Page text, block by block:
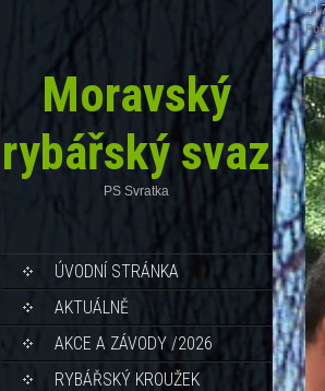
Moravský
rybářský svaz
PS Svratka
ÚVODNÍ STRÁNKA
AKTUÁLNĚ
AKCE A ZÁVODY /2026
RYBÁŘSKÝ KROUŽEK
←